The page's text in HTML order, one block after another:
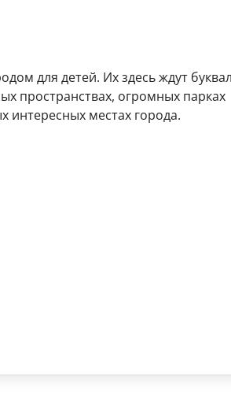
для детей. Их здесь ждут
пространствах, огромных парках
интересных местах города.